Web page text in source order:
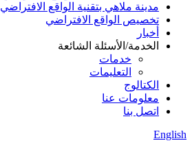
مدينة ملاهي بتقنية الواقع الافتراضي
تخصيص الواقع الافتراضي
أخبار
الخدمة/الأسئلة الشائعة
خدمات
التعليمات
الكتالوج
معلومات عنا
اتصل بنا
English